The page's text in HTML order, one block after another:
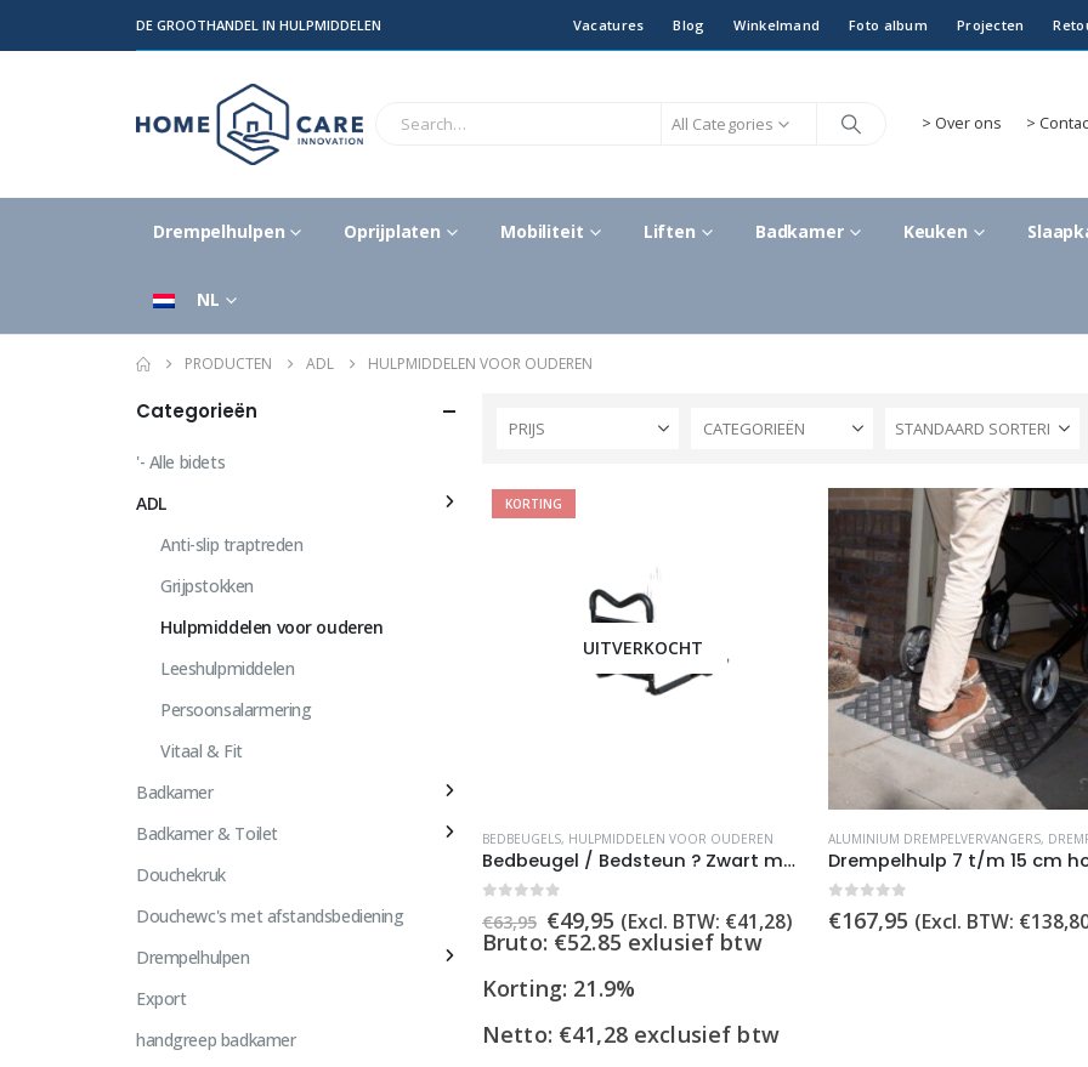
DE GROOTHANDEL IN HULPMIDDELEN Vacatures Blog Winkelmand Foto album Projecten
All Categories > Over ons >
Drempelhulpen Oprijplaten Mobiliteit Liften Badkamer Keuken
NL
PRODUCTEN ADL HULPMIDDELEN VOOR OUDEREN
PRIJS CATEGORIEËN
KORTING
UITVERKOCHT
BEDBEUGELS, HULPMIDDELEN VOOR OUDEREN
Bedbeugel / Bedsteun ? Zwart met Zachte Handgrepen ? Voor Veilig In- en Uitstappen
€63,95 Oorspronkelijke
prijs
€63,95.
€49,95 Huidige
prijs
€49,95.
(Excl. BTW: €41,28)
Bruto: €52.85 exlusief btw
Korting: 21.9%
Netto: €41,28exclusief btw
ALUMINIUM DREMPELVERVANGERS,
€167,95 (Excl. BTW: €
Categorieën
'- Alle bidets
ADL
Anti-slip traptreden
Grijpstokken
Hulpmiddelen voor ouderen
Leeshulpmiddelen
Persoonsalarmering
Vitaal & Fit
Badkamer
Badkamer & Toilet
Douchekruk
Douchewc's met afstandsbediening
Drempelhulpen
Export
handgreep badkamer